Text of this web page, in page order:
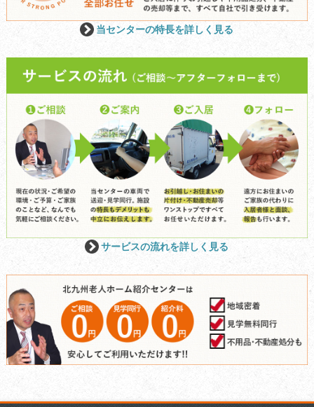
当センターの特長を詳しく見る
サービスの流れを詳しく見る